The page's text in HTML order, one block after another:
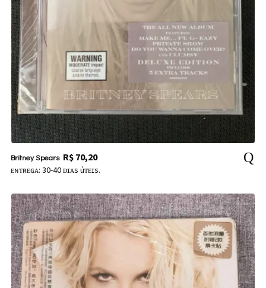
Britney Spears R$70,20
ᴇɴᴛʀᴇɢᴀ: 30-40 ᴅɪᴀs úᴛᴇɪs.